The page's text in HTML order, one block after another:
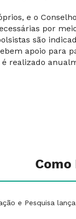
e o
por
são
apoio para
realizado
Como
e Pesquisa